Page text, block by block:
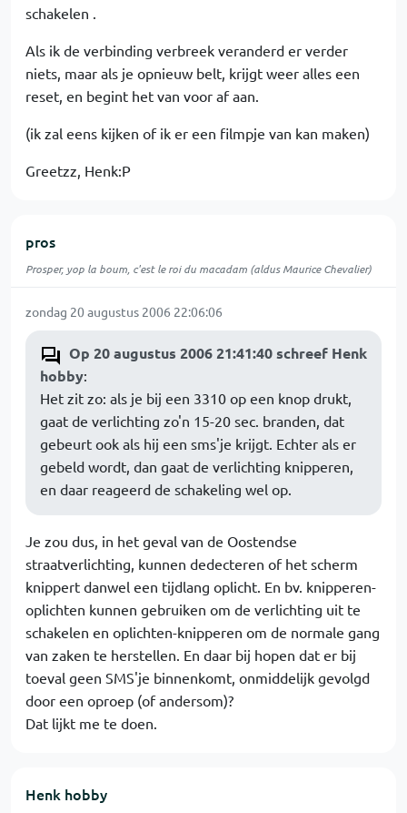
schakelen .
Als ik de verbinding verbreek veranderd er verder
niets, maar als je opnieuw belt, krijgt weer alles een
reset, en begint het van voor af aan.
(ik zal eens kijken of ik er een filmpje van kan maken)
Greetzz, Henk:P
pros
Prosper, yop la boum, c'est le roi du macadam (aldus Maurice Chevalier)
zondag 20 augustus 2006 22:06:06
Op 20 augustus 2006 21:41:40 schreef Henk
hobby:
Het zit zo: als je bij een 3310 op een knop drukt,
gaat de verlichting zo'n 15-20 sec. branden, dat
gebeurt ook als hij een sms'je krijgt. Echter als er
gebeld wordt, dan gaat de verlichting knipperen,
en daar reageerd de schakeling wel op.
Je zou dus, in het geval van de Oostendse
straatverlichting, kunnen dedecteren of het scherm
knippert danwel een tijdlang oplicht. En bv. knipperen-
oplichten kunnen gebruiken om de verlichting uit te
schakelen en oplichten-knipperen om de normale gang
van zaken te herstellen. En daar bij hopen dat er bij
toeval geen SMS'je binnenkomt, onmiddelijk gevolgd
door een oproep (of andersom)?
Dat lijkt me te doen.
Henk hobby